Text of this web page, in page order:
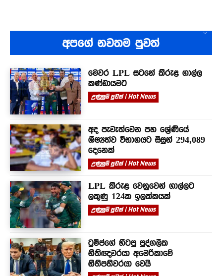
අපගේ නවතම පුවත්
මෙවර LPL සටනේ කිරුළ ගාල්ල
කණ්ඩායමට
උණුසුම් පුවත් | Hot News
අද පැවැත්වෙන පහ ශ්‍රේණියේ
ශිෂ්‍යත්ව විභාගයට සිසුන් 294,089
දෙනෙක්
උණුසුම් පුවත් | Hot News
LPL කිරුළ වෙනුවෙන් ගාල්ලට
ලකුණු 124ක ඉලක්කයක්
උණුසුම් පුවත් | Hot News
ට්‍රම්ප්ගේ හිටපු පුද්ගලික
නීතිඥවරයා අමෙරිකාවේ
නීතිපතිවරයා වෙයි